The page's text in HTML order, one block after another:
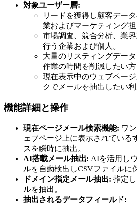
対象ユーザー層:
リードを獲得し顧客デー
業およびマーケティング担
市場調査、競合分析、業
行う企業および個人。
大量のリスティングデー
作業の時間を削減したい方
現在表示中のウェブペー
クでメールを抽出したい利
機能詳細と操作
現在ページメール検索機能: ワ
ェブページ上に表示されている
スを瞬時に抽出。
AI搭載メール抽出: AIを活用し
ルを自動検出しCSVファイルに
ドメイン指定メール抽出: 指定
ルを抽出。
抽出されるデータフィールド: